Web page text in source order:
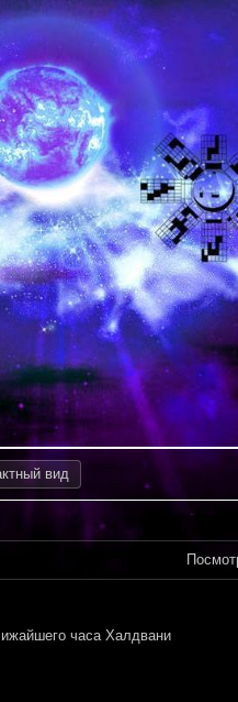
вид
часа Халдвани